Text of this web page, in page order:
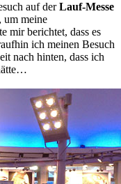
auf derLauf-Messe
um meine
mir berichtet, dass es
ich meinen Besuch
nach hinten, dass ich